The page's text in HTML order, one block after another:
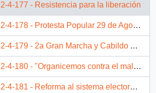
2-4-177 - Resistencia para la liberación
2-4-178 - Protesta Popular 29 de Agosto Basta Ya - No a los sueldos bajos - No al Neoliberalismo
2-4-179 - 2a Gran Marcha y Cabildo Abierto por Ñuñoa - Asiste Participa
2-4-180 - "Organicemos contra el maltrato" 2do Foro por la No Violencia Activa
2-4-181 - Reforma al sistema electoral ahora, por la participación y contra la exclusión